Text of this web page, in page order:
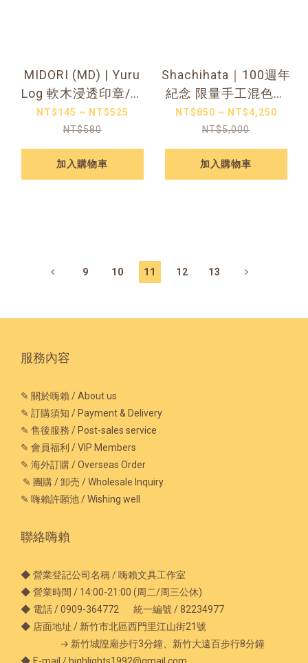
MIDORI (MD) | Yuru
Log 軟木浸透印章/補
充墨 (8款可選)
NT$145 ~ NT$525
NT$580
加入購物車
Shachihata｜100週年
紀念 限量手工混色朱
肉印台 「我的色彩」5
款
NT$850 ~ NT$4,250
NT$5,000
加入購物車
9 10 11 12 13
服務內容
✎ 關於嗨賴 / About us
✎ 訂購須知 / Payment & Delivery
✎ 售後服務 / Post-sales service
✎ 會員福利 / VIP Members
✎ 海外訂購 / Overseas Order
✎ 團購 / 卸売 / Wholesale Inquiry
✎ 嗨賴許願池 / Wishing well
聯絡嗨賴
◆ 營業登記公司名稱 / 嗨賴文具工作室
◆ 營業時間 / 14:00-21:00 (周二/周三公休)
◆ 電話 / 0909-364772 統一編號 / 82234977
◆ 店面地址 / 新竹市北區西門里江山街21號
→ 新竹城隍廟步行3分鐘、新竹大遠百步行8分鐘